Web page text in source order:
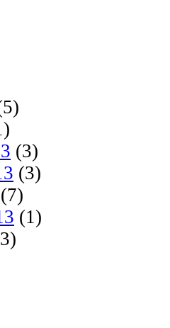
(3)
(3)
(7)
(1)